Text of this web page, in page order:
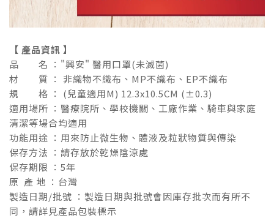
【 產品資訊 】
品 名 ："興安" 醫用口罩(未滅菌)
材 質 ： 非織物不織布、MP不織布、EP不織布
規 格 ： (兒童適用M) 12.3x10.5CM (±0.3)
適用場所 ：醫療院所、學校機關、工廠作業、騎車與家庭
清潔等場合均適用
功能用途 ：用來防止微生物、體液及粒狀物質與傳染
保存方法 ：請存放於乾燥陰涼處
保存期限 ：5年
原 產 地 ：台灣
製造日期/批號 ：製造日期與批號會因庫存批次而有所不
同，請詳見產品包裝標示